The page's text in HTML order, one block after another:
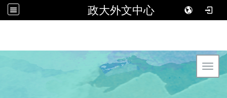
政大外文中心